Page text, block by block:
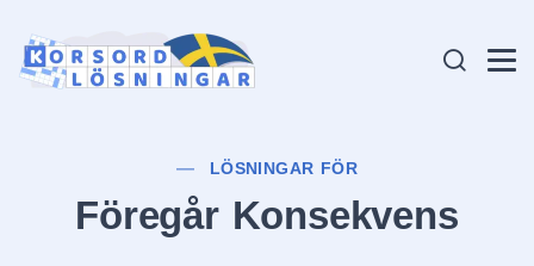
LÖSNINGAR FÖR
Föregår Konsekvens